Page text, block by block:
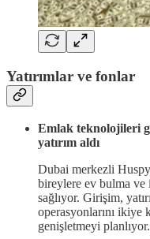
Yatırımlar ve fonlar
Emlak teknolojileri
yatırım aldı
Dubai merkezli
bireylere ev bulma ve
sağlıyor. Girişim,
operasyonlarını ikiye
genişletmeyi planlıyor.